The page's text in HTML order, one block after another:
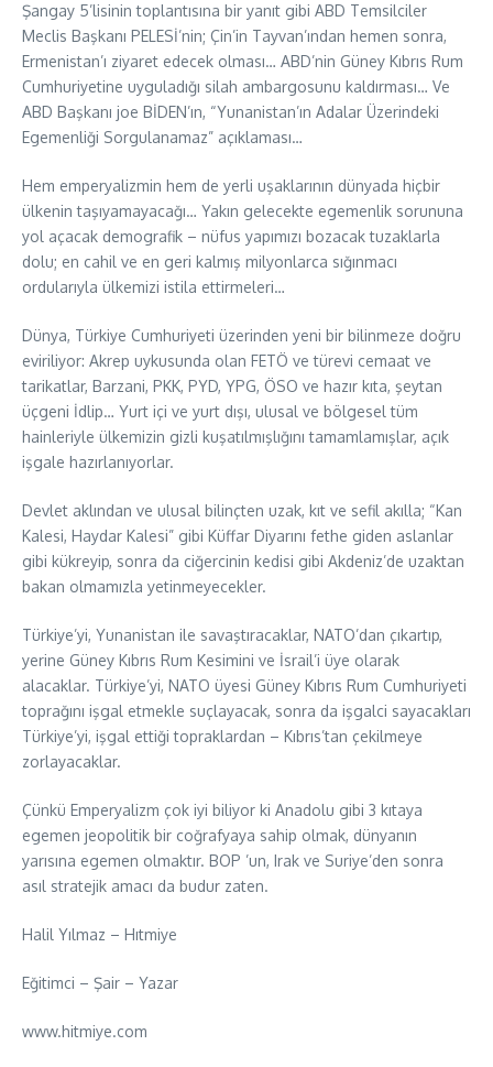
Şangay 5’lisinin toplantısına bir yanıt gibi ABD Temsilciler
Meclis Başkanı PELESİ’nin; Çin’in Tayvan’ından hemen sonra,
Ermenistan’ı ziyaret edecek olması… ABD’nin Güney Kıbrıs Rum
Cumhuriyetine uyguladığı silah ambargosunu kaldırması… Ve
ABD Başkanı joe BİDEN’ın, “Yunanistan’ın Adalar Üzerindeki
Egemenliği Sorgulanamaz” açıklaması…
Hem emperyalizmin hem de yerli uşaklarının dünyada hiçbir
ülkenin taşıyamayacağı… Yakın gelecekte egemenlik sorununa
yol açacak demografik – nüfus yapımızı bozacak tuzaklarla
dolu; en cahil ve en geri kalmış milyonlarca sığınmacı
ordularıyla ülkemizi istila ettirmeleri…
Dünya, Türkiye Cumhuriyeti üzerinden yeni bir bilinmeze doğru
eviriliyor: Akrep uykusunda olan FETÖ ve türevi cemaat ve
tarikatlar, Barzani, PKK, PYD, YPG, ÖSO ve hazır kıta, şeytan
üçgeni İdlip… Yurt içi ve yurt dışı, ulusal ve bölgesel tüm
hainleriyle ülkemizin gizli kuşatılmışlığını tamamlamışlar, açık
işgale hazırlanıyorlar.
Devlet aklından ve ulusal bilinçten uzak, kıt ve sefil akılla; “Kan
Kalesi, Haydar Kalesi” gibi Küffar Diyarını fethe giden aslanlar
gibi kükreyip, sonra da ciğercinin kedisi gibi Akdeniz’de uzaktan
bakan olmamızla yetinmeyecekler.
Türkiye’yi, Yunanistan ile savaştıracaklar, NATO’dan çıkartıp,
yerine Güney Kıbrıs Rum Kesimini ve İsrail’i üye olarak
alacaklar. Türkiye’yi, NATO üyesi Güney Kıbrıs Rum Cumhuriyeti
toprağını işgal etmekle suçlayacak, sonra da işgalci sayacakları
Türkiye’yi, işgal ettiği topraklardan – Kıbrıs’tan çekilmeye
zorlayacaklar.
Çünkü Emperyalizm çok iyi biliyor ki Anadolu gibi 3 kıtaya
egemen jeopolitik bir coğrafyaya sahip olmak, dünyanın
yarısına egemen olmaktır. BOP ’un, Irak ve Suriye’den sonra
asıl stratejik amacı da budur zaten.
Halil Yılmaz – Hıtmiye
Eğitimci – Şair – Yazar
www.hitmiye.com